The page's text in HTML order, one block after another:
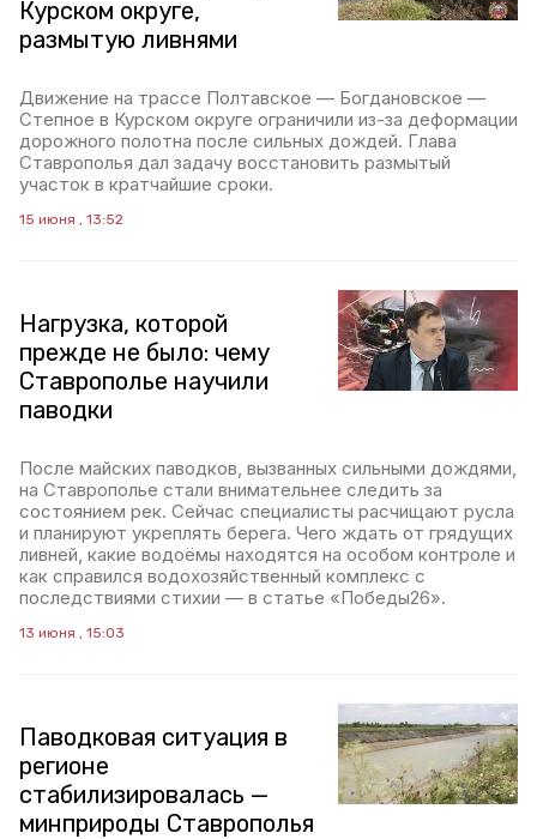
Курском округе,
размытую ливнями
Движение на трассе Полтавское — Богдановское —
Степное в Курском округе ограничили из-за деформации
дорожного полотна после сильных дождей. Глава
Ставрополья дал задачу восстановить размытый
участок в кратчайшие сроки.
15 июня , 13:52
Нагрузка, которой
прежде не было: чему
Ставрополье научили
паводки
После майских паводков, вызванных сильными дождями,
на Ставрополье стали внимательнее следить за
состоянием рек. Сейчас специалисты расчищают русла
и планируют укреплять берега. Чего ждать от грядущих
ливней, какие водоёмы находятся на особом контроле и
как справился водохозяйственный комплекс с
последствиями стихии — в статье «Победы26».
13 июня , 15:03
Паводковая ситуация в
регионе
стабилизировалась —
минприроды Ставрополья